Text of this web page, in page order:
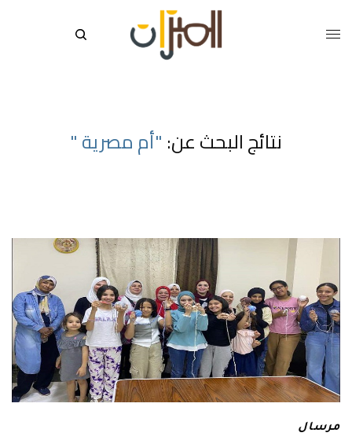
نتائج البحث عن: "أم مصرية "
مرسال